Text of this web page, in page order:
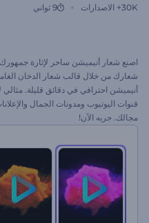
30K+ الاصدارات 9 ثواني
اصنع شعار أنيميشن ساحر لإثارة
شعارك من خلال قالب شعار الدخان
أنيميشن احترافي في دقائق قليلة.
قنوات اليوتيوب ومدونات الجمال
مجالك. جربه الآن!